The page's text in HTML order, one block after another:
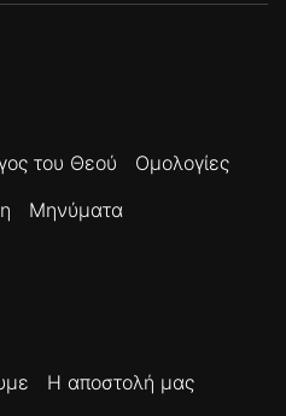
του Θεού
Ομολογίες
Μηνύματα
Η αποστολή μας